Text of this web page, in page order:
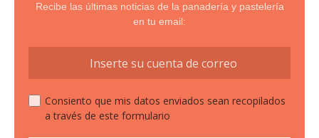
Recibe las últimas noticias de la panadería y pastelería
en tu email:
Consiento que mis datos enviados sean recopilados
a través de este formulario